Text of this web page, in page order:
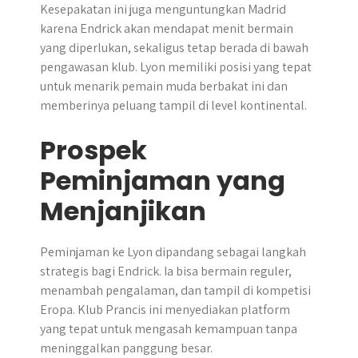
Kesepakatan ini juga menguntungkan Madrid
karena Endrick akan mendapat menit bermain
yang diperlukan, sekaligus tetap berada di bawah
pengawasan klub. Lyon memiliki posisi yang tepat
untuk menarik pemain muda berbakat ini dan
memberinya peluang tampil di level kontinental.
Prospek
Peminjaman yang
Menjanjikan
Peminjaman ke Lyon dipandang sebagai langkah
strategis bagi Endrick. Ia bisa bermain reguler,
menambah pengalaman, dan tampil di kompetisi
Eropa. Klub Prancis ini menyediakan platform
yang tepat untuk mengasah kemampuan tanpa
meninggalkan panggung besar.